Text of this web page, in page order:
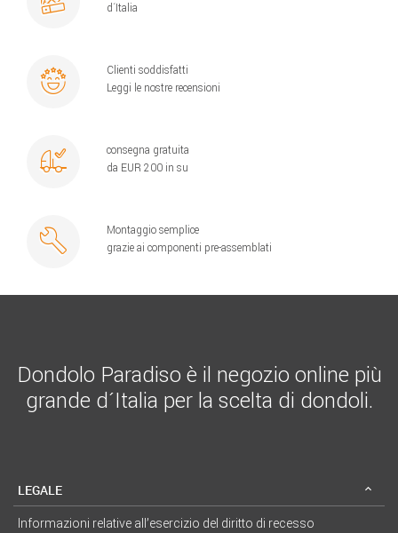
d´Italia
Clienti soddisfatti
Leggi le nostre recensioni
consegna gratuita
da EUR 200 in su
Montaggio semplice
grazie ai componenti pre-assemblati
Dondolo Paradiso è il negozio online più
grande d´Italia per la scelta di dondoli.
LEGALE
Informazioni relative all’esercizio del diritto di recesso